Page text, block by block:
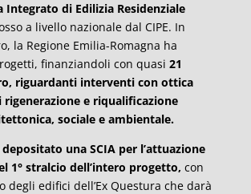
Integrato di Edilizia Residenziale
a livello nazionale dal CIPE. In
la Regione Emilia-Romagna ha
finanziandoli con quasi 21
riguardanti interventi con ottica
e riqualificazione
sociale e ambientale.
una SCIA per l’attuazione
1° stralcio dell’intero progetto, con
degli edifici dell’Ex Questura che darà